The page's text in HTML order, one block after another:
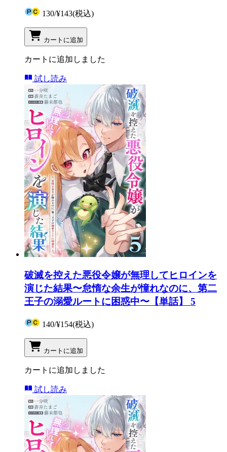
130/¥143(税込)
カートに追加
カートに追加しました
試し読み
破滅を控えた悪役令嬢が無理してヒロインを
演じた結果〜怠惰な余生が憧れなのに、第二
王子の溺愛ルートに困惑中〜【単話】 5
140/¥154(税込)
カートに追加
カートに追加しました
試し読み